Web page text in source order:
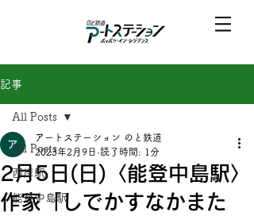
記事
All Posts
西岸駅
能登中島駅
All Posts
2月5日(日)〈能登中島駅〉
作家「しでかすなかまた
アートステーション のと鉄道
2023年2月9日 読了時間: 1分